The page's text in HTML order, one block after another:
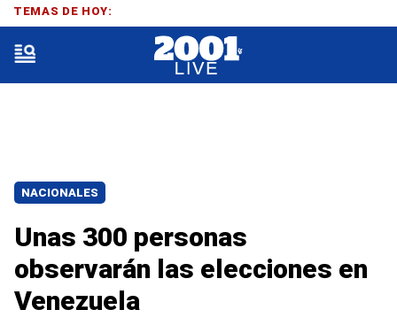
NACIONALES
Unas 300 personas
observarán las elecciones en
Venezuela
TEMAS DE HOY: